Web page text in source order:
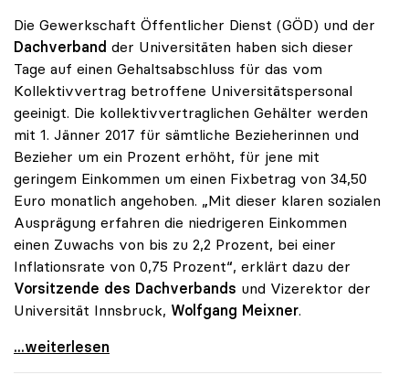
Die Gewerkschaft Öffentlicher Dienst (GÖD) und der
Dachverband der Universitäten haben sich dieser
Tage auf einen Gehaltsabschluss für das vom
Kollektivvertrag betroffene Universitätspersonal
geeinigt. Die kollektivvertraglichen Gehälter werden
mit 1. Jänner 2017 für sämtliche Bezieherinnen und
Bezieher um ein Prozent erhöht, für jene mit
geringem Einkommen um einen Fixbetrag von 34,50
Euro monatlich angehoben. „Mit dieser klaren sozialen
Ausprägung erfahren die niedrigeren Einkommen
einen Zuwachs von bis zu 2,2 Prozent, bei einer
Inflationsrate von 0,75 Prozent“, erklärt dazu der
Vorsitzende des Dachverbands und Vizerektor der
Universität Innsbruck, Wolfgang Meixner.
Universitäten: Gehaltsabschluss 2017 mit
...weiterlesen